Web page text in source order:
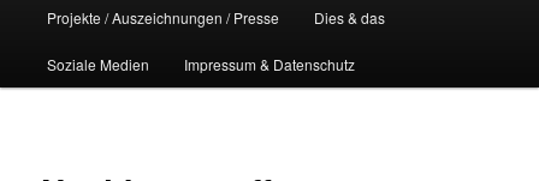
Projekte / Auszeichnungen / Presse Dies & das
Soziale Medien Impressum & Datenschutz